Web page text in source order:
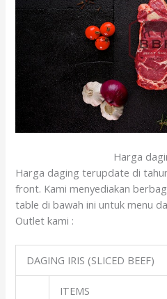
Harga
Harga daging terupdate di
front. Kami menyediakan
table di bawah ini untuk menu
Outlet kami :
DAGING IRIS (SLICED BEEF)
ITEMS